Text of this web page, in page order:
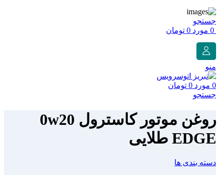
جستجو
0 مورد 0 تومان
منو
0 مورد 0 تومان
جستجو
روغن موتور کاسترول 0w20
EDGE طلایی
دسته بندی ها